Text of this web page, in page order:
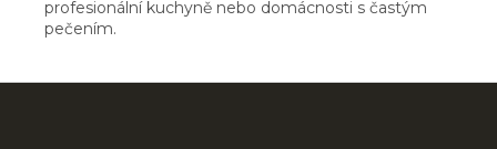
profesionální kuchyně nebo domácnosti s častým
pečením.